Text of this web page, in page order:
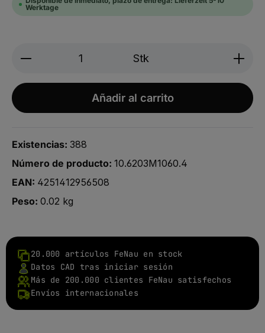
Werktage
Produkt Anzahl: Gib den
Stk
Añadir al carrito
Existencias: 388
Número de producto: 10.6203M1060.4
EAN: 4251412956508
Peso: 0.02 kg
20.000 artículos FeNau en stock
Datos CAD tras iniciar sesión
Más de 200.000 clientes FeNau satisfechos
Envíos internacionales